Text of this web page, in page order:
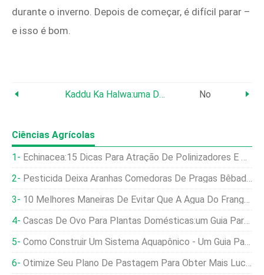
durante o inverno. Depois de começar, é difícil parar –
e isso é bom.
Kaddu Ka Halwa:uma Delícia Doce Clássica De Abóbora No
Ciências Agrícolas
Echinacea:15 Dicas Para Atração De Polinizadores E Cores Vibrantes De Jardim
Pesticida Deixa Aranhas Comedoras De Pragas Bêbadas Perigosamente
10 Melhores Maneiras De Evitar Que A Água Do Frango Congele
Cascas De Ovo Para Plantas Domésticas:um Guia Para Benefícios De Cálcio E Minerais
Como Construir Um Sistema Aquapônico - Um Guia Para Iniciantes
Otimize Seu Plano De Pastagem Para Obter Mais Lucro